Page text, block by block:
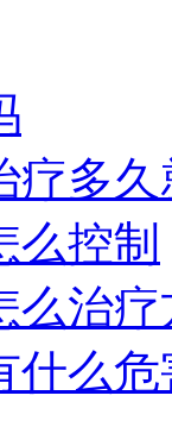
疗多
么控制
么治
什么危